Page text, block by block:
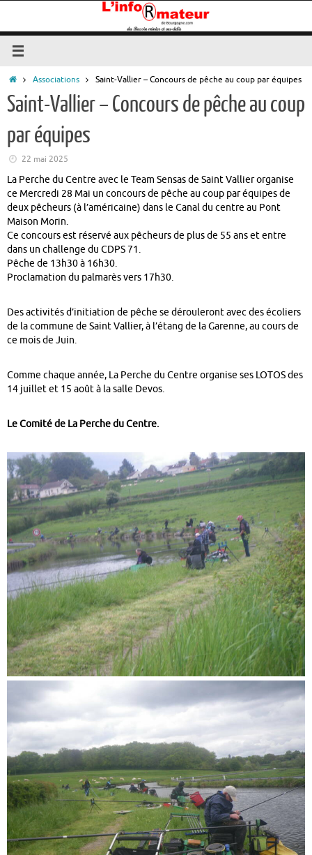
contenu
Accueil
Associations Saint-Vallier – Concours de pêche au coup par équipes
Saint-Vallier – Concours de pêche au coup
par équipes
22 mai 2025
La Perche du Centre avec le Team Sensas de Saint Vallier organise
ce Mercredi 28 Mai un concours de pêche au coup par équipes de
deux pêcheurs (à l’américaine) dans le Canal du centre au Pont
Maison Morin.
Ce concours est réservé aux pêcheurs de plus de 55 ans et entre
dans un challenge du CDPS 71.
Pêche de 13h30 à 16h30.
Proclamation du palmarès vers 17h30.
Des activités d’initiation de pêche se dérouleront avec des écoliers
de la commune de Saint Vallier, à l’étang de la Garenne, au cours de
ce mois de Juin.
Comme chaque année, La Perche du Centre organise ses LOTOS des
14 juillet et 15 août à la salle Devos.
Le Comité de La Perche du Centre.